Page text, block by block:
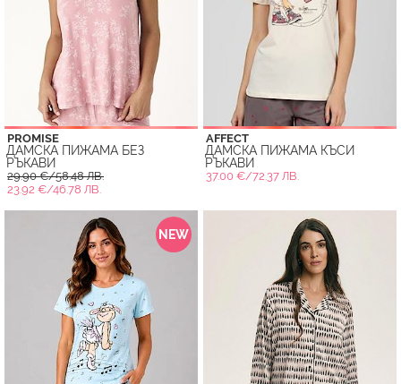
PROMISE
ДАМСКА ПИЖАМА БЕЗ
РЪКАВИ
29.90 €/58.48 ЛВ.
23.92 €/46.78 ЛВ.
AFFECT
ДАМСКА ПИЖАМА КЪСИ
РЪКАВИ
37.00 €/72.37 ЛВ.
NEW